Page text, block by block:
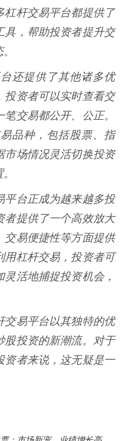
杠杆交易平台都提供了
具，帮助投资者提升交
还提供了其他诸多优
投资者可以实时查看交
交易都公开、公正。
品种，包括股票、指
市场情况灵活切换投资
平台正成为越来越多投
者提供了一个高效放大
交易便捷性等方面提供
用杠杆交易，投资者可
活地捕捉投资机会，
交易平台以其独特的优
股投资的新潮流。对于
资者来说，这无疑是一